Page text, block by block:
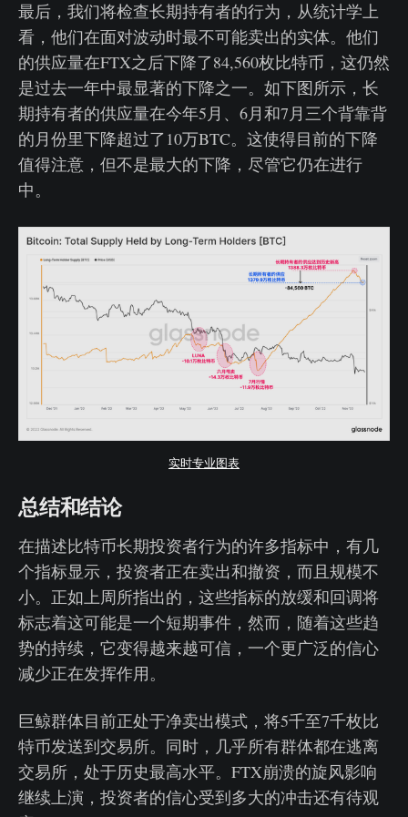
最后，我们将检查长期持有者的行为，从统计学上
看，他们在面对波动时最不可能卖出的实体。他们
的供应量在FTX之后下降了84,560枚比特币，这仍然
是过去一年中最显著的下降之一。如下图所示，长
期持有者的供应量在今年5月、6月和7月三个背靠背
的月份里下降超过了10万BTC。这使得目前的下降
值得注意，但不是最大的下降，尽管它仍在进行
中。
实时专业图表
总结和结论
在描述比特币长期投资者行为的许多指标中，有几
个指标显示，投资者正在卖出和撤资，而且规模不
小。正如上周所指出的，这些指标的放缓和回调将
标志着这可能是一个短期事件，然而，随着这些趋
势的持续，它变得越来越可信，一个更广泛的信心
减少正在发挥作用。
巨鲸群体目前正处于净卖出模式，将5千至7千枚比
特币发送到交易所。同时，几乎所有群体都在逃离
交易所，处于历史最高水平。FTX崩溃的旋风影响
继续上演，投资者的信心受到多大的冲击还有待观